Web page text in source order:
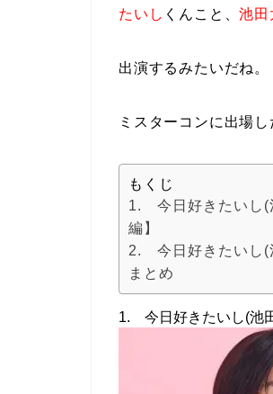
たいし くんこと、池田
出演するみたいだね。
ミスターコンに出場し
もくじ
1. 今日好きたいし(
編】
2. 今日好きたいし(
まとめ
1. 今日好きたいし(池